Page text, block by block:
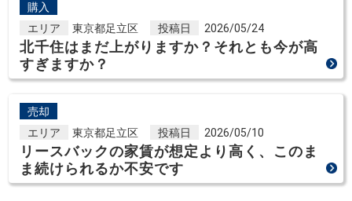
購入
エリア
東京都足立区 投稿日 2026/05/24
北千住はまだ上がりますか？それとも今が高
すぎますか？
売却
エリア
東京都足立区 投稿日 2026/05/10
リースバックの家賃が想定より高く、このま
ま続けられるか不安です